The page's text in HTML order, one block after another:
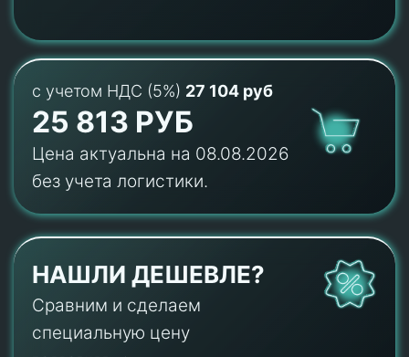
с учетом НДС (5%) 27 104 руб
25 813 РУБ
Цена актуальна на 08.08.2026
без учета логистики.
НАШЛИ ДЕШЕВЛЕ?
Сравним и сделаем
специальную цену